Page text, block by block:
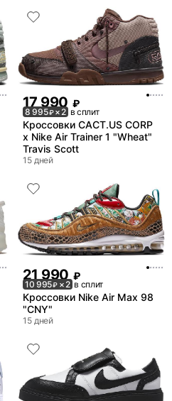
17 990 ₽
8 995₽× 2 в сплит
Кроссовки CACT.US CORP
x Nike Air Trainer 1 "Wheat"
Travis Scott
15 дней
21 990 ₽
10 995₽ × 2 в сплит
Кроссовки Nike Air Max 98
"CNY"
15 дней